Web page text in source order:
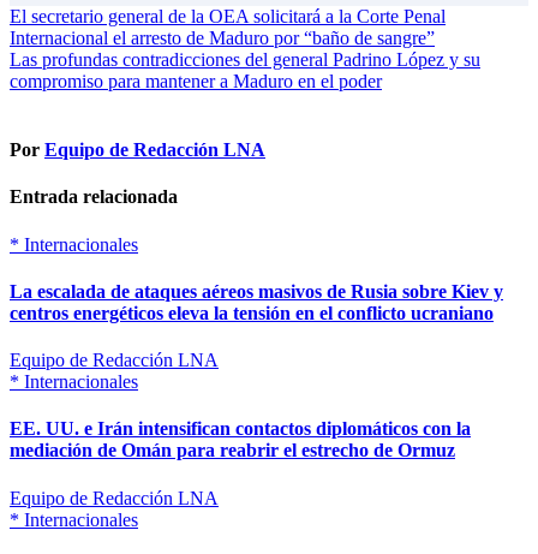
Navegación
de
entradas
El secretario general de la OEA solicitará a la Corte Penal
Internacional el arresto de Maduro por “baño de sangre”
Las profundas contradicciones del general Padrino López y su
compromiso para mantener a Maduro en el poder
Por Equipo de Redacción LNA
Entrada relacionada
* Internacionales
La escalada de ataques aéreos masivos de Rusia sobre Kiev y
centros energéticos eleva la tensión en el conflicto ucraniano
Equipo de Redacción LNA
* Internacionales
EE. UU. e Irán intensifican contactos diplomáticos con la
mediación de Omán para reabrir el estrecho de Ormuz
Equipo de Redacción LNA
* Internacionales